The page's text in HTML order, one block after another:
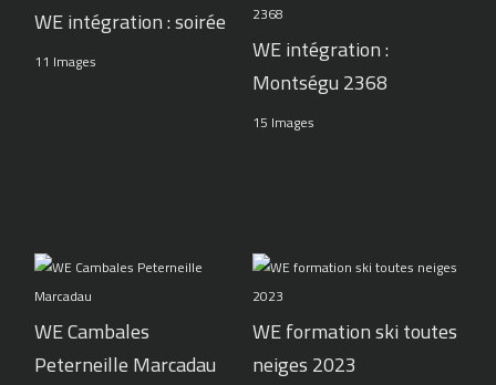
WE intégration : soirée
11 Images
WE intégration :
Montségu 2368
15 Images
WE Cambales
Peterneille Marcadau
WE formation ski toutes
neiges 2023